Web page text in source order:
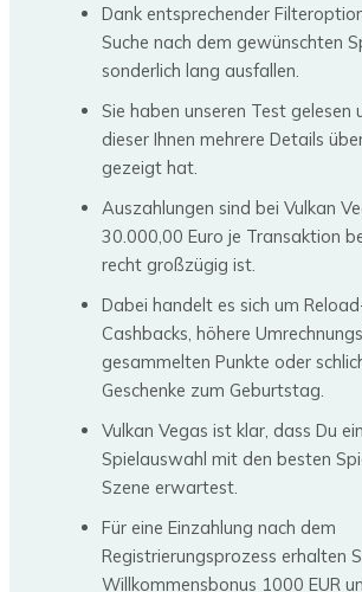
Dank entsprechender
Suche nach dem gewünschten
sonderlich lang ausfallen.
Sie haben unseren Test gelesen
dieser Ihnen mehrere Details
gezeigt hat.
Auszahlungen sind bei Vulkan
30.000,00 Euro je Transaktion
recht großzügig ist.
Dabei handelt es sich um
Cashbacks, höhere
gesammelten Punkte oder
Geschenke zum Geburtstag.
Vulkan Vegas ist klar, dass Du
Spielauswahl mit den besten
Szene erwartest.
Für eine Einzahlung nach dem
Registrierungsprozess erhalten
Willkommensbonus 1000 EUR